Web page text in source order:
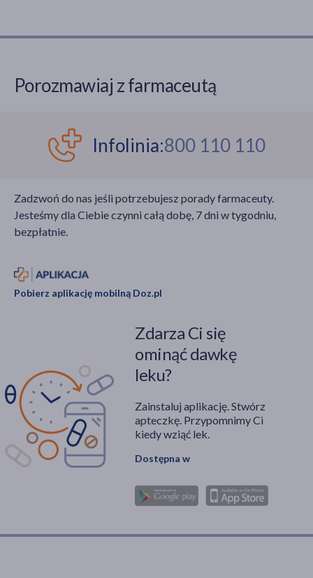
Porozmawiaj z farmaceutą
Infolinia:800 110 110
Zadzwoń do nas jeśli potrzebujesz porady farmaceuty.
Jesteśmy dla Ciebie czynni całą dobę, 7 dni w tygodniu,
bezpłatnie.
Pobierz aplikację mobilną Doz.pl
Zdarza Ci się
ominąć dawkę
leku?
Zainstaluj aplikację. Stwórz
apteczkę. Przypomnimy Ci
kiedy wziąć lek.
Dostępna w